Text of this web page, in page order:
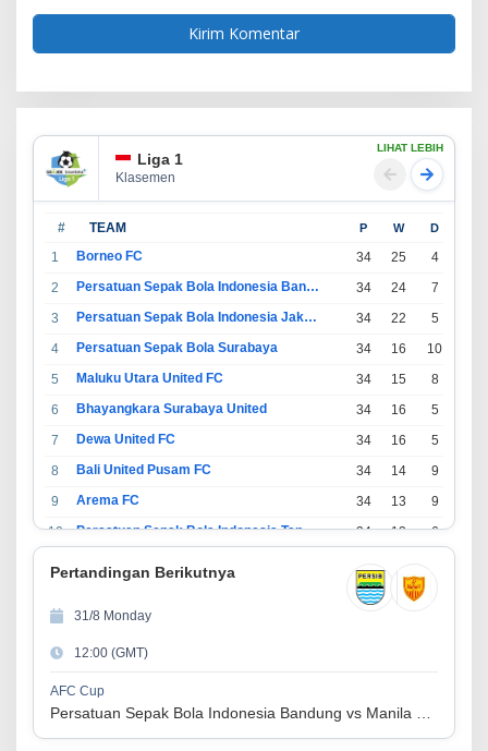
Liga 1
Klasemen
LIHAT LEBIH
# TEAM P W D
1 Borneo FC 34 25 4
2
Persatuan Sepak Bola Indonesia Bandung 34 24 7
3
Persatuan Sepak Bola Indonesia Jakarta 34 22 5
4
Persatuan Sepak Bola Surabaya 34 16 10
5
Maluku Utara United FC 34 15 8
6
Bhayangkara Surabaya United 34 16 5
7
Dewa United FC 34 16 5
8
Bali United Pusam FC 34 14 9
9
Arema FC 34 13 9
10
Persatuan Sepak Bola Indonesia Tangerang 34 13 6
34 11
13
14
Madura United FC
15
Persatuan Sepakbola Makassar
16
Persis Solo 34 8 10
Pertandingan Berikutnya
31/8 Monday
12:00 (GMT)
AFC Cup